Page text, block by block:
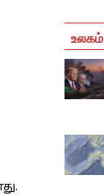
உலகம்